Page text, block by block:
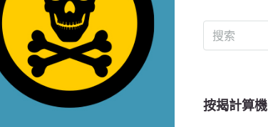
按揭計算機